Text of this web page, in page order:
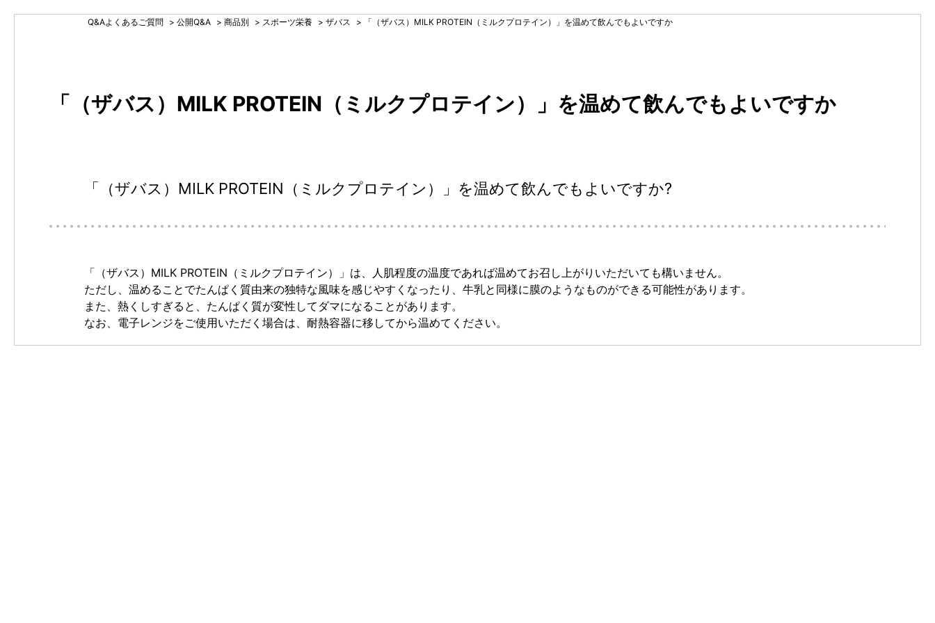
Q&Aよくあるご質問 > 公開Q&A > 商品別 > スポーツ栄養 > ザバス > 「（ザバス）MILK PROTEIN（ミルクプロテイン）」を温めて飲んでもよいですか
「（ザバス）MILK PROTEIN（ミルクプロテイン）」を温めて飲んでもよいですか
「（ザバス）MILK PROTEIN（ミルクプロテイン）」を温めて飲んでもよいですか?
「（ザバス）MILK PROTEIN（ミルクプロテイン）」は、人肌程度の温度であれば温めてお召し上がりいただいても構いません。
ただし、温めることでたんぱく質由来の独特な風味を感じやすくなったり、牛乳と同様に膜のようなものができる可能性があります。
また、熱くしすぎると、たんぱく質が変性してダマになることがあります。
なお、電子レンジをご使用いただく場合は、耐熱容器に移してから温めてください。